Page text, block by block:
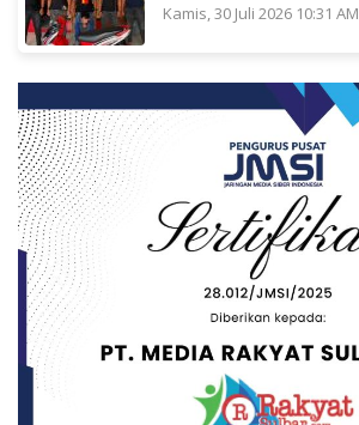
Kamis, 30 Juli 2026 10:31 AM